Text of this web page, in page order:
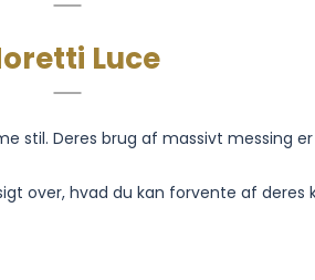
Luce
stil. Deres brug af massivt messing
over, hvad du kan forvente af deres